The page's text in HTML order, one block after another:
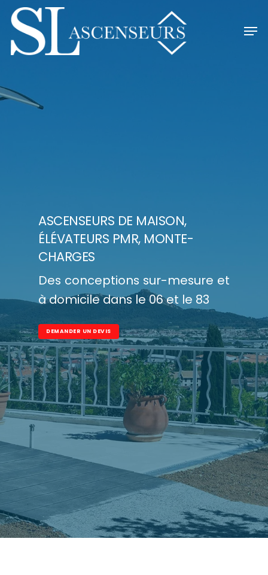
Skip
main
content
ASCENSEURS DE MAISON,
ÉLÉVATEURS PMR, MONTE-
CHARGES
Des conceptions sur-mesure et
à domicile dans le 06 et le 83
DEMANDER UN DEVIS